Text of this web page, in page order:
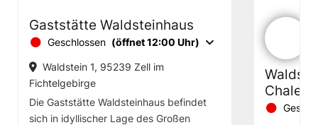
Gaststätte Waldsteinhaus
Geschlossen (öffnet 12:00 Uhr)
Waldstein 1, 95239 Zell im
Fichtelgebirge
Die Gaststätte Waldsteinhaus befindet
sich in idyllischer Lage des Großen
Chalets